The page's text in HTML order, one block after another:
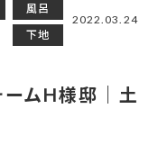
風呂
下地
2022.03.24
ムH様邸｜土